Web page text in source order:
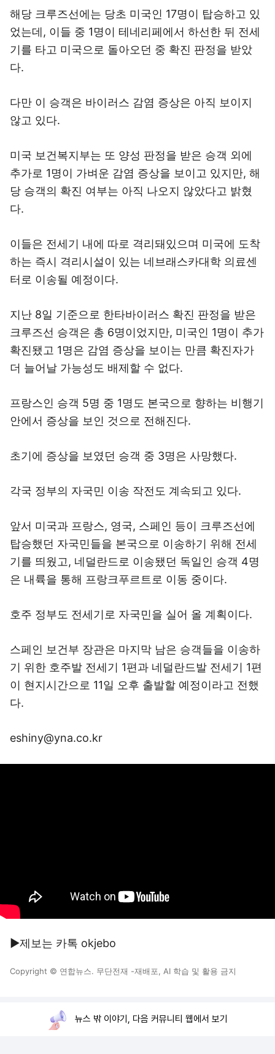
해당 크루즈선에는 당초 미국인 17명이 탑승하고 있
었는데, 이들 중 1명이 테네리페에서 하선한 뒤 전세
기를 타고 미국으로 돌아오던 중 확진 판정을 받았
다.
다만 이 승객은 바이러스 감염 증상은 아직 보이지
않고 있다.
미국 보건복지부는 또 양성 판정을 받은 승객 외에
추가로 1명이 가벼운 감염 증상을 보이고 있지만, 해
당 승객의 확진 여부는 아직 나오지 않았다고 밝혔
다.
이들은 전세기 내에 따로 격리돼있으며 미국에 도착
하는 즉시 격리시설이 있는 네브래스카대학 의료센
터로 이송될 예정이다.
지난 8일 기준으로 한타바이러스 확진 판정을 받은
크루즈선 승객은 총 6명이었지만, 미국인 1명이 추가
확진됐고 1명은 감염 증상을 보이는 만큼 확진자가
더 늘어날 가능성도 배제할 수 없다.
프랑스인 승객 5명 중 1명도 본국으로 향하는 비행기
안에서 증상을 보인 것으로 전해진다.
초기에 증상을 보였던 승객 중 3명은 사망했다.
각국 정부의 자국민 이송 작전도 계속되고 있다.
앞서 미국과 프랑스, 영국, 스페인 등이 크루즈선에
탑승했던 자국민들을 본국으로 이송하기 위해 전세
기를 띄웠고, 네덜란드로 이송됐던 독일인 승객 4명
은 내륙을 통해 프랑크푸르트로 이동 중이다.
호주 정부도 전세기로 자국민을 실어 올 계획이다.
스페인 보건부 장관은 마지막 남은 승객들을 이송하
기 위한 호주발 전세기 1편과 네덜란드발 전세기 1편
이 현지시간으로 11일 오후 출발할 예정이라고 전했
다.
eshiny@yna.co.kr
▶제보는 카톡 okjebo
Copyright © 연합뉴스. 무단전재 -재배포, AI 학습 및 활용 금지
뉴스 밖 이야기, 다음 커뮤니티 웹에서 보기